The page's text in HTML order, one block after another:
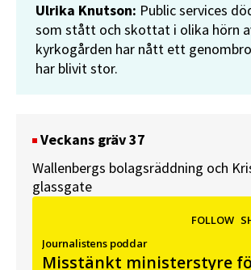
Ulrika Knutson: Public services
som stått och skottat i olika hörn
kyrkogården har nått ett
har blivit stor.
Veckans gräv 37
Wallenbergs bolagsräddning och
glassgate